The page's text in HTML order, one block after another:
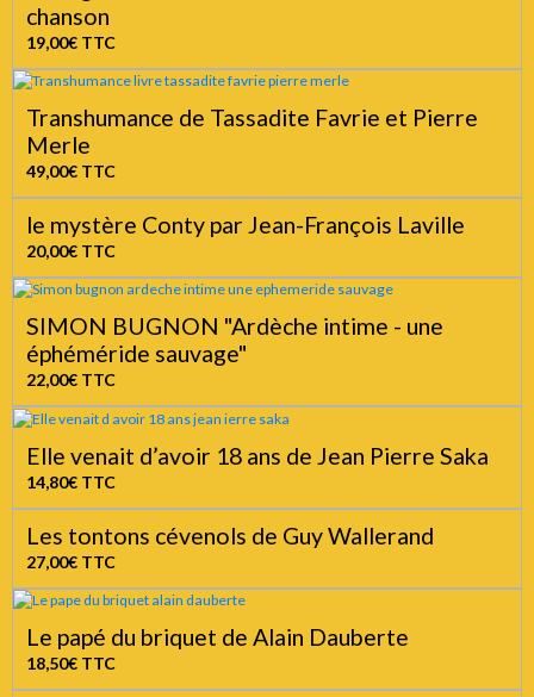
chanson
19,00€ TTC
Transhumance de Tassadite Favrie et Pierre
Merle
49,00€ TTC
le mystère Conty par Jean-François Laville
20,00€TTC
SIMON BUGNON "Ardèche intime - une
éphéméride sauvage"
22,00€TTC
Elle venait d’avoir 18 ans de Jean Pierre Saka
14,80€TTC
Les tontons cévenols de Guy Wallerand
27,00€TTC
Le papé du briquet de Alain Dauberte
18,50€TTC